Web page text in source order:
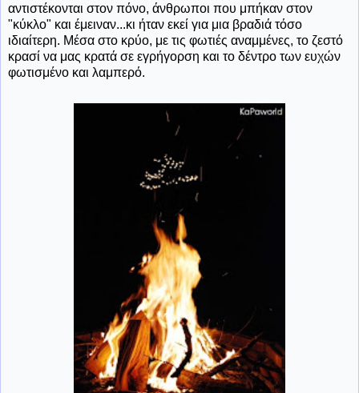
αντιστέκονται στον πόνο, άνθρωποι που μπήκαν στον
"κύκλο" και έμειναν...κι ήταν εκεί για μια βραδιά τόσο
ιδιαίτερη. Μέσα στο κρύο, με τις φωτιές αναμμένες, το ζεστό
κρασί να μας κρατά σε εγρήγορση και το δέντρο των ευχών
φωτισμένο και λαμπερό.